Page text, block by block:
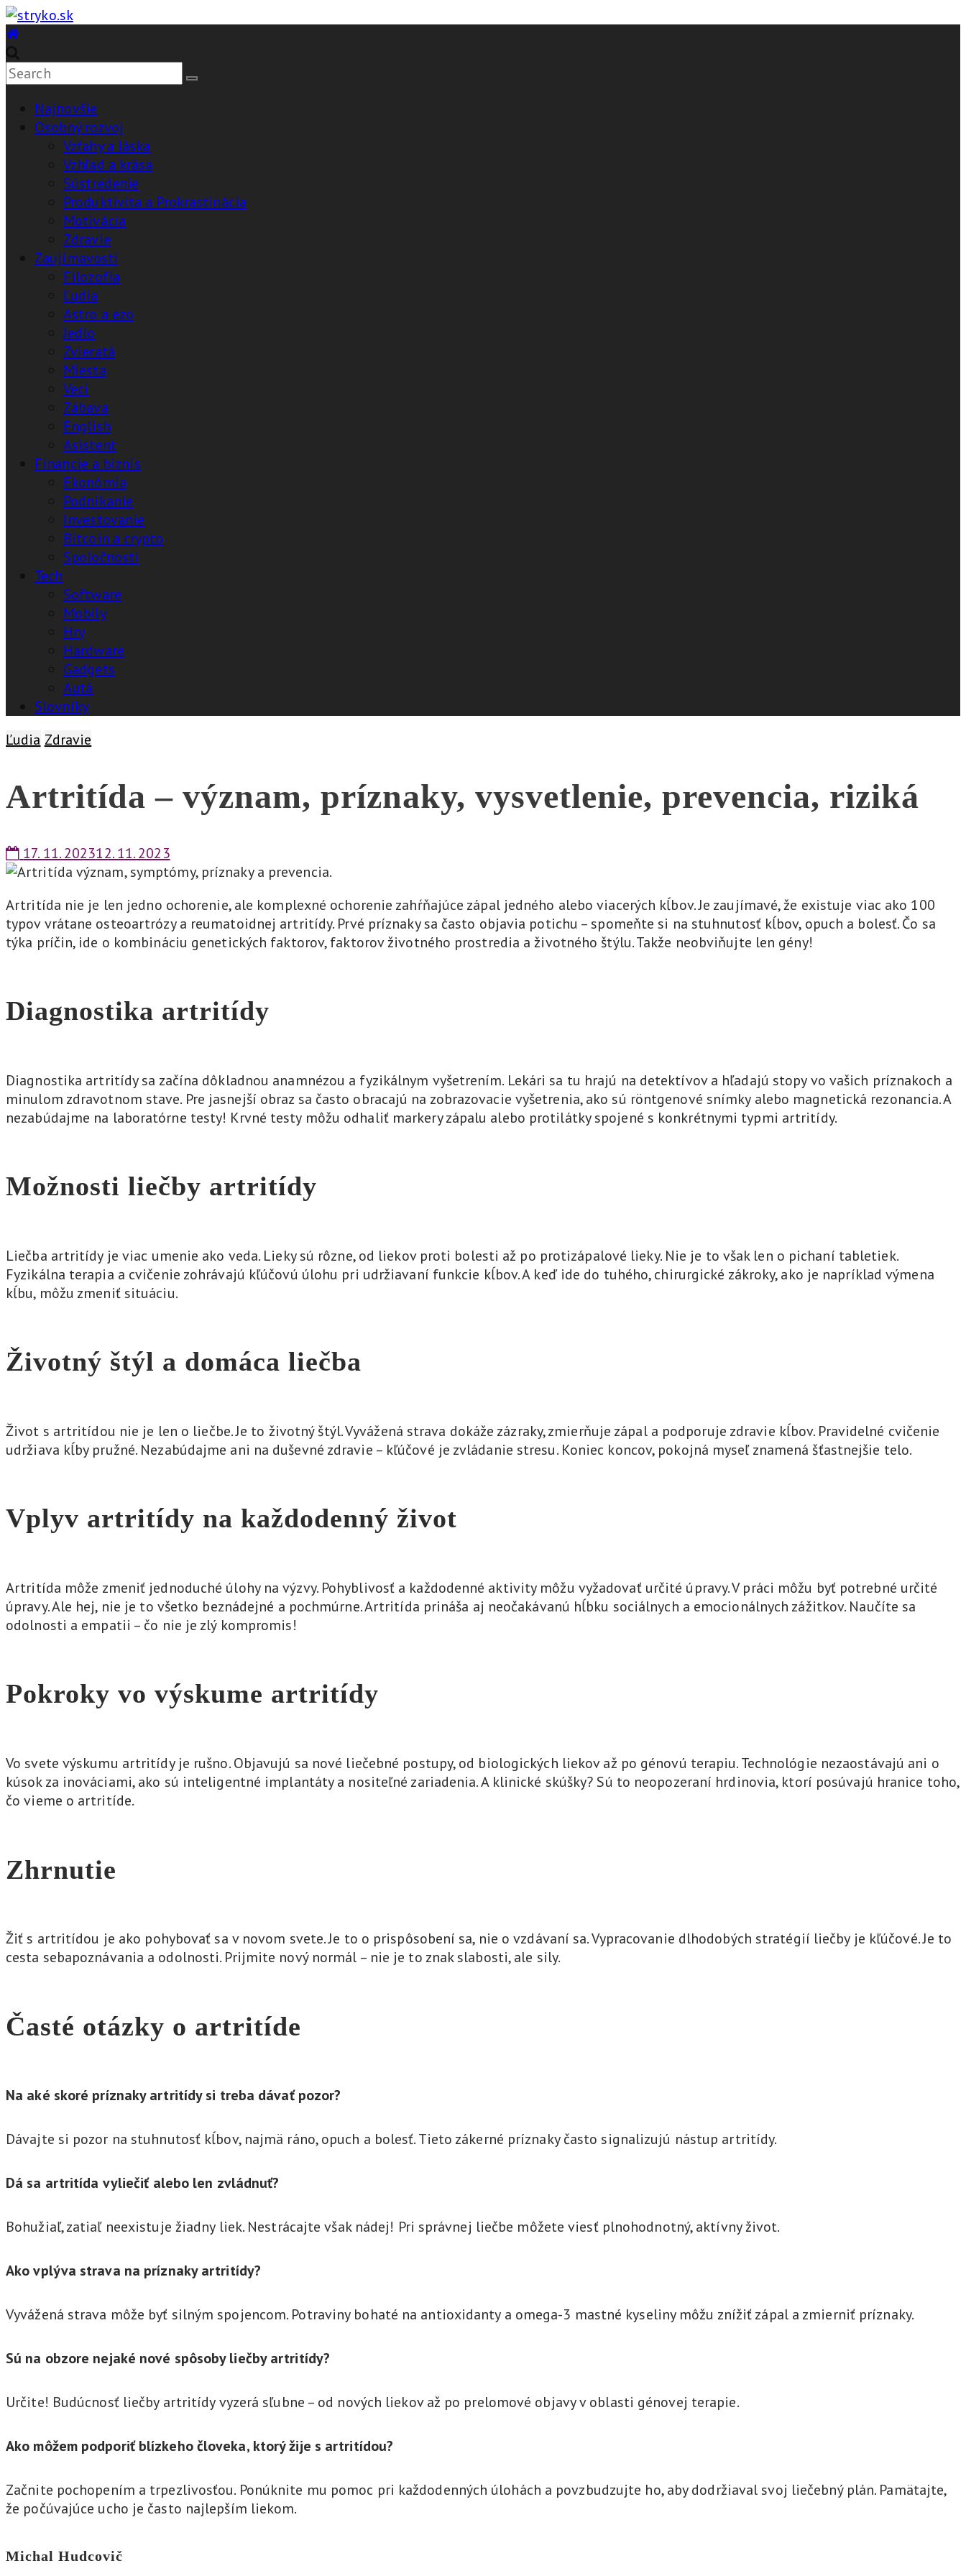
Skip
to
Pomôže,
vysvetlí,
vyrieši
Najnovšie
Osobný rozvoj
Vzťahy a láska
Vzhľad a krása
Sústredenie
Produktivita a Prokrastinácia
Motivácia
Zdravie
Zaujímavosti
Filozofia
Ľudia
Astro a ezo
Jedlo
Zvieratá
Miesta
Veci
Zábava
English
Asistent
Financie a biznis
Ekonómia
Podnikanie
Investovanie
Bitcoin a crypto
Spoločnosti
Tech
Software
Mobily
Hry
Hardware
Gadgets
Autá
Slovníky
Ľudia Zdravie
Artritída – význam, príznaky, vysvetlenie, prevencia, riziká
17. 11. 202312. 11. 2023
Artritída nie je len jedno ochorenie, ale komplexné ochorenie zahŕňajúce zápal jedného alebo viacerých kĺbov. Je zaujímavé, že existuje viac ako 100
typov vrátane osteoartrózy a reumatoidnej artritídy. Prvé príznaky sa často objavia potichu – spomeňte si na stuhnutosť kĺbov, opuch a bolesť. Čo sa
týka príčin, ide o kombináciu genetických faktorov, faktorov životného prostredia a životného štýlu. Takže neobviňujte len gény!
Diagnostika artritídy
Diagnostika artritídy sa začína dôkladnou anamnézou a fyzikálnym vyšetrením. Lekári sa tu hrajú na detektívov a hľadajú stopy vo vašich príznakoch a
minulom zdravotnom stave. Pre jasnejší obraz sa často obracajú na zobrazovacie vyšetrenia, ako sú röntgenové snímky alebo magnetická rezonancia. A
nezabúdajme na laboratórne testy! Krvné testy môžu odhaliť markery zápalu alebo protilátky spojené s konkrétnymi typmi artritídy.
Možnosti liečby artritídy
Liečba artritídy je viac umenie ako veda. Lieky sú rôzne, od liekov proti bolesti až po protizápalové lieky. Nie je to však len o pichaní tabletiek.
Fyzikálna terapia a cvičenie zohrávajú kľúčovú úlohu pri udržiavaní funkcie kĺbov. A keď ide do tuhého, chirurgické zákroky, ako je napríklad výmena
kĺbu, môžu zmeniť situáciu.
Životný štýl a domáca liečba
Život s artritídou nie je len o liečbe. Je to životný štýl. Vyvážená strava dokáže zázraky, zmierňuje zápal a podporuje zdravie kĺbov. Pravidelné cvičenie
udržiava kĺby pružné. Nezabúdajme ani na duševné zdravie – kľúčové je zvládanie stresu. Koniec koncov, pokojná myseľ znamená šťastnejšie telo.
Vplyv artritídy na každodenný život
Artritída môže zmeniť jednoduché úlohy na výzvy. Pohyblivosť a každodenné aktivity môžu vyžadovať určité úpravy. V práci môžu byť potrebné určité
úpravy. Ale hej, nie je to všetko beznádejné a pochmúrne. Artritída prináša aj neočakávanú hĺbku sociálnych a emocionálnych zážitkov. Naučíte sa
odolnosti a empatii – čo nie je zlý kompromis!
Pokroky vo výskume artritídy
Vo svete výskumu artritídy je rušno. Objavujú sa nové liečebné postupy, od biologických liekov až po génovú terapiu. Technológie nezaostávajú ani o
kúsok za inováciami, ako sú inteligentné implantáty a nositeľné zariadenia. A klinické skúšky? Sú to neopozeraní hrdinovia, ktorí posúvajú hranice toho,
čo vieme o artritíde.
Zhrnutie
Žiť s artritídou je ako pohybovať sa v novom svete. Je to o prispôsobení sa, nie o vzdávaní sa. Vypracovanie dlhodobých stratégií liečby je kľúčové. Je to
cesta sebapoznávania a odolnosti. Prijmite nový normál – nie je to znak slabosti, ale sily.
Časté otázky o artritíde
Na aké skoré príznaky artritídy si treba dávať pozor?
Dávajte si pozor na stuhnutosť kĺbov, najmä ráno, opuch a bolesť. Tieto zákerné príznaky často signalizujú nástup artritídy.
Dá sa artritída vyliečiť alebo len zvládnuť?
Bohužiaľ, zatiaľ neexistuje žiadny liek. Nestrácajte však nádej! Pri správnej liečbe môžete viesť plnohodnotný, aktívny život.
Ako vplýva strava na príznaky artritídy?
Vyvážená strava môže byť silným spojencom. Potraviny bohaté na antioxidanty a omega-3 mastné kyseliny môžu znížiť zápal a zmierniť príznaky.
Sú na obzore nejaké nové spôsoby liečby artritídy?
Určite! Budúcnosť liečby artritídy vyzerá sľubne – od nových liekov až po prelomové objavy v oblasti génovej terapie.
Ako môžem podporiť blízkeho človeka, ktorý žije s artritídou?
Začnite pochopením a trpezlivosťou. Ponúknite mu pomoc pri každodenných úlohách a povzbudzujte ho, aby dodržiaval svoj liečebný plán. Pamätajte,
že počúvajúce ucho je často najlepším liekom.
Michal Hudcovič